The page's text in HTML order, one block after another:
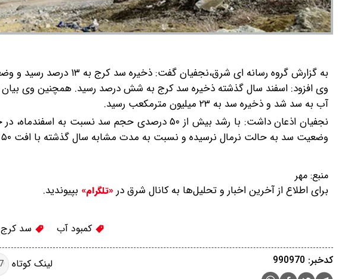
به گزارش گروه رسانه ای شرق،نجفیان گفت: ذخیره سد کرج به ۱۳ درصد رسید و وضعیت همچنان زیر نرمال است.
وی افزود: اسفند سال گذشته ذخیره سد کرج به شش درصد رسید.
آب به سد شد و ذخیره سد به ۲۳ میلیون مترمکعب رسید.
وضعیت سد به حالت نرمال نرسیده و نسبت به مدت مشابه سال گذشته با افت ۵۰ درصدی مواجه هستیم.
منبع: مهر
برای اطلاع از آخرین اخبار و تحلیل‌ها به کانال شرق در «تلگرام» بپیوندید.
کمبود آب سد کرج
لینک کوتاه کدخبر: 990970